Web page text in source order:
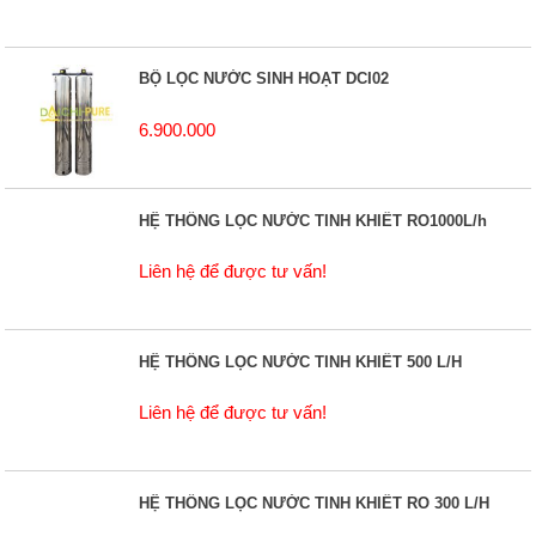
BỘ LỌC NƯỚC SINH HOẠT DCI02
6.900.000
HỆ THỐNG LỌC NƯỚC TINH KHIẾT RO1000L/h
Liên hệ để được tư vấn!
HỆ THỐNG LỌC NƯỚC TINH KHIẾT 500 L/H
Liên hệ để được tư vấn!
HỆ THỐNG LỌC NƯỚC TINH KHIẾT RO 300 L/H